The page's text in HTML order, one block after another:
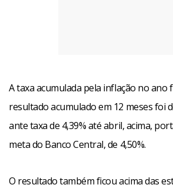
A taxa acumulada pela inflação no ano
resultado acumulado em 12 meses foi
ante taxa de 4,39% até abril, acima,
meta do Banco Central, de 4,50%.
O resultado também ficou acima das